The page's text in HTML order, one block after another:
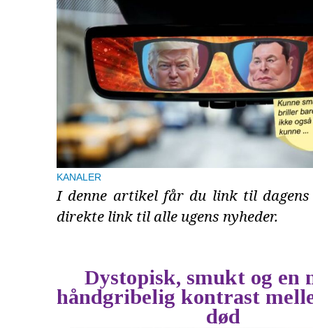
KANALER
I denne artikel får du link til dagens
direkte link til alle ugens nyheder.
Dystopisk, smukt og en
håndgribelig kontrast
død